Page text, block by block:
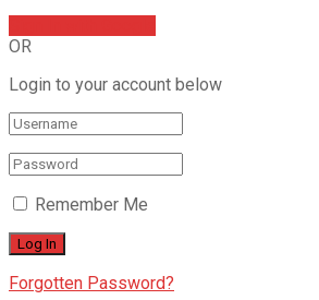
OR
Login to your account below
Remember Me
Forgotten Password?